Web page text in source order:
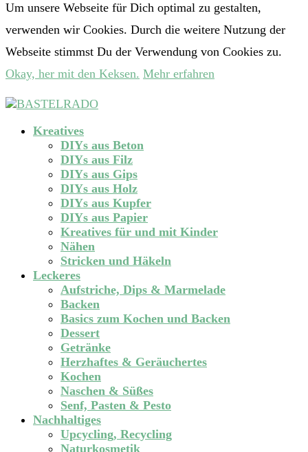
Um unsere Webseite für Dich optimal zu gestalten,
verwenden wir Cookies. Durch die weitere Nutzung der
Webseite stimmst Du der Verwendung von Cookies zu.
Okay, her mit den Keksen. Mehr erfahren
Kreatives
DIYs aus Beton
DIYs aus Filz
DIYs aus Gips
DIYs aus Holz
DIYs aus Kupfer
DIYs aus Papier
Kreatives für und mit Kinder
Nähen
Stricken und Häkeln
Leckeres
Aufstriche, Dips & Marmelade
Backen
Basics zum Kochen und Backen
Dessert
Getränke
Herzhaftes & Geräuchertes
Kochen
Naschen & Süßes
Senf, Pasten & Pesto
Nachhaltiges
Upcycling, Recycling
Naturkosmetik